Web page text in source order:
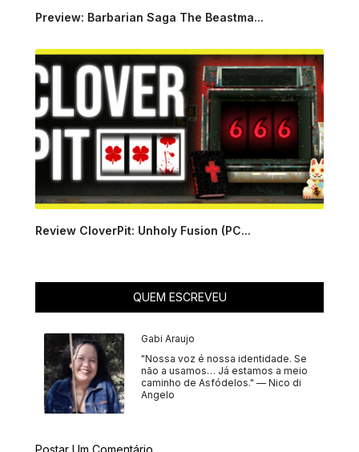
Preview: Barbarian Saga The Beastma...
Review CloverPit: Unholy Fusion (PC...
QUEM ESCREVEU
Gabi Araujo
"Nossa voz é nossa identidade. Se
não a usamos… Já estamos a meio
caminho de Asfódelos." — Nico di
Angelo
Postar Um Comentário